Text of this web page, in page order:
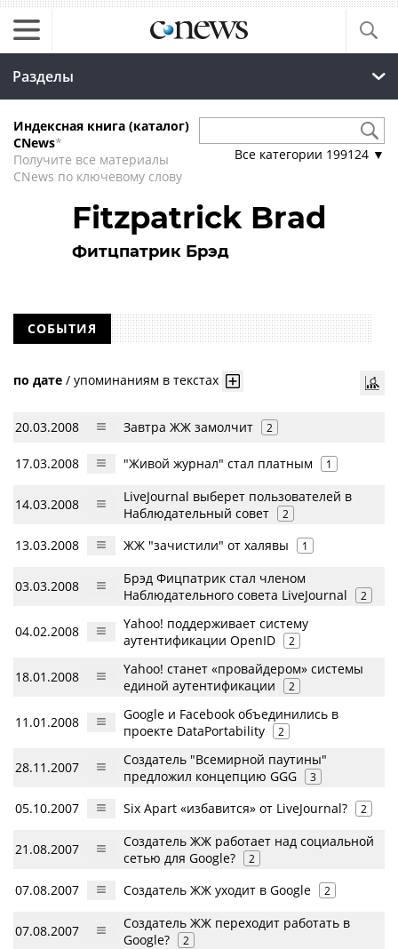
Разделы
Индексная книга (каталог)
CNews*
Получите все материалы
CNews по ключевому слову
Все категории 199124 ▼
Fitzpatrick Brad
Фитцпатрик Брэд
СОБЫТИЯ
по дате / упоминаниям в текстах
20.03.2008 Завтра ЖЖ замолчит 2
17.03.2008 "Живой журнал" стал платным 1
14.03.2008
LiveJournal выберет пользователей в
Наблюдательный совет
2
13.03.2008 ЖЖ "зачистили" от халявы 1
03.03.2008
Брэд Фицпатрик стал членом
Наблюдательного совета LiveJournal
2
04.02.2008
Yahoo! поддерживает систему
аутентификации OpenID
2
18.01.2008
Yahoo! станет «провайдером» системы
единой аутентификации
2
11.01.2008
Google и Facebook объединились в
проекте DataPortability
2
28.11.2007
Создатель "Всемирной паутины"
предложил концепцию GGG
3
05.10.2007 Six Apart «избавится» от LiveJournal? 2
21.08.2007
Создатель ЖЖ работает над социальной
сетью для Google?
2
07.08.2007 Создатель ЖЖ уходит в Google 2
07.08.2007
Создатель ЖЖ переходит работать в
Google?
2